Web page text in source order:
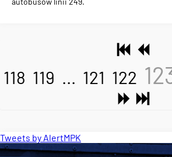
118 119 ... 121 122
Tweets by AlertMPK